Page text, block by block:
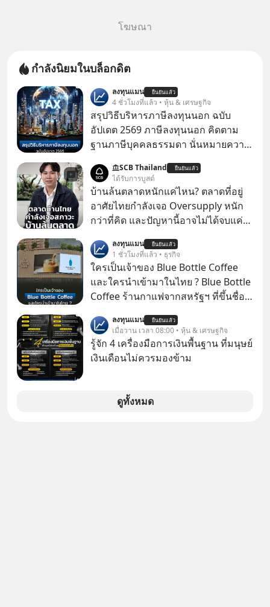
โฆษณา
กำลังนิยมในบล็อกดิต
ลงทุนแมน ยืนยันแล้ว
4 ชั่วโมงที่แล้ว • หุ้น & เศรษฐกิจ
สรุปวิธีบริหารภาษีลงทุนนอก ฉบับ
อัปเดต 2569 ภาษีลงทุนนอก คิดตาม
ฐานภาษีบุคคลธรรมดา นั่นหมายความ
SCB Thailand ยืนยันแล้ว
ได้รับการบูสต์
บ้านล้นตลาดหนักแค่ไหน? ตลาดที่อยู่
อาศัยไทยกำลังเจอ Oversupply หนัก
กว่าที่คิด และปัญหานี้อาจไม่ได้จบแค่
ล้นตลาด #เศรษฐกิจไทย #EICAround
#SCBThailand สามารถดูคลิปที่
youtube ประกอบได้ที่ link :
https://youtube.com/shorts/-
ลงทุนแมน ยืนยันแล้ว
1 ชั่วโมงที่แล้ว • ธุรกิจ
ใครเป็นเจ้าของ Blue Bottle Coffee
และใครนำเข้ามาในไทย ? Blue Bottle
Coffee ร้านกาแฟจากสหรัฐฯ ที่ขึ้นชื่อ
แรกในประเทศไทย ที่ Central Park
ลงทุนแมน ยืนยันแล้ว
เมื่อวาน เวลา 08:00 • หุ้น & เศรษฐกิจ
รู้จัก 4 เครื่องมือการเงินพื้นฐาน ที่มนุษย์
เงินเดือนไม่ควรมองข้าม
ดูทั้งหมด